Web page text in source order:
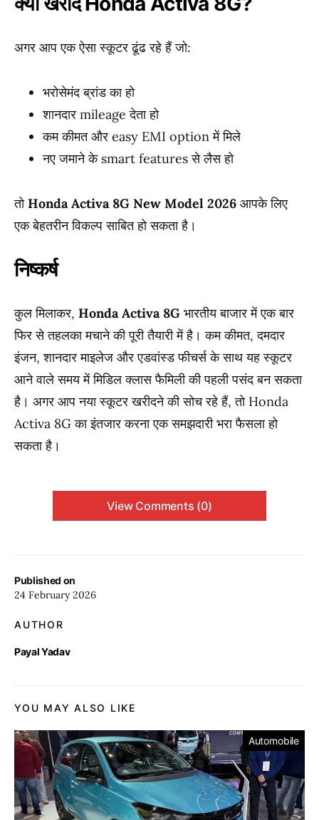
Published on
24 February 2026
AUTHOR
Payal Yadav
अगर आप एक ऐसा स्कूटर ढूंढ रहे हैं जो:
भरोसेमंद ब्रांड का हो
शानदार mileage देता हो
कम कीमत और easy EMI option में मिले
नए जमाने के smart features से लैस हो
तो Honda Activa 8G New Model 2026 आपके लिए
एक बेहतरीन विकल्प साबित हो सकता है।
निष्कर्ष
कुल मिलाकर, Honda Activa 8G भारतीय बाजार में एक बार
फिर से तहलका मचाने की पूरी तैयारी में है। कम कीमत, दमदार
इंजन, शानदार माइलेज और एडवांस्ड फीचर्स के साथ यह स्कूटर
आने वाले समय में मिडिल क्लास फैमिली की पहली पसंद बन सकता
है। अगर आप नया स्कूटर खरीदने की सोच रहे हैं, तो Honda
Activa 8G का इंतजार करना एक समझदारी भरा फैसला हो
सकता है।
View Comments (0)
YOU MAY ALSO LIKE
Automobile